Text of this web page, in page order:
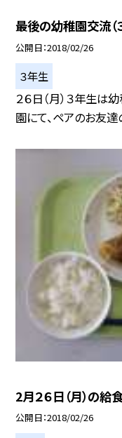
最後の幼稚園交流（
公開日 2018/02/26
３年生
２６日（月）３年生は
園にて、ペアのお友達
2月２６日（月）の給
公開日 2018/02/26